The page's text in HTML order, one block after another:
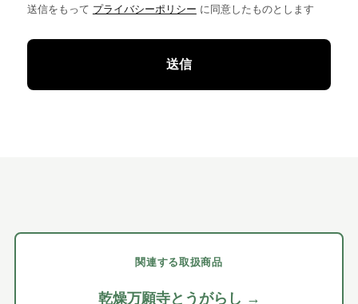
送信をもって プライバシーポリシー に同意したものとします
関連する取扱商品
乾燥万願寺とうがらし →